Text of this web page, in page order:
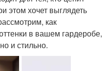
этом хочет выглядеть
как
в вашем гардеробе,
и стильно.